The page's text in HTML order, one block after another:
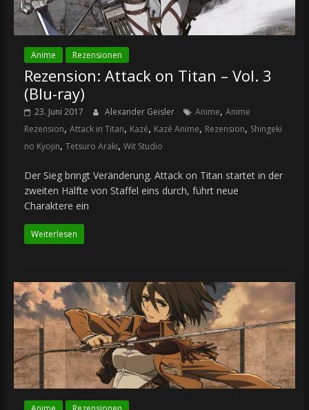
Anime Rezensionen
Rezension: Attack on Titan – Vol. 3
(Blu-ray)
23. Juni 2017 Alexander Geisler Anime, Anime
Rezension, Attack in Titan, Kazé, Kazé Anime, Rezension, Shingeki
no Kyojin, Tetsuro Araki, Wit Studio
Der Sieg bringt Veränderung. Attack on Titan startet in der
zweiten Hälfte von Staffel eins durch, führt neue
Charaktere ein
Weiterlesen